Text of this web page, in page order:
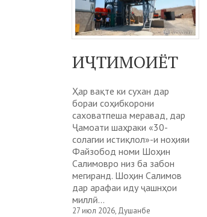
ИҶТИМОИЁТ
Ҳар вақте ки сухан дар
бораи соҳибкорони
саховатпеша меравад, дар
Ҷамоати шаҳраки «30-
солагии истиқлол»-и ноҳияи
Файзобод номи Шоҳин
Салимовро низ ба забон
мегиранд. Шоҳин Салимов
дар арафаи иду ҷашнҳои
миллӣ...
27 июл 2026, Душанбе